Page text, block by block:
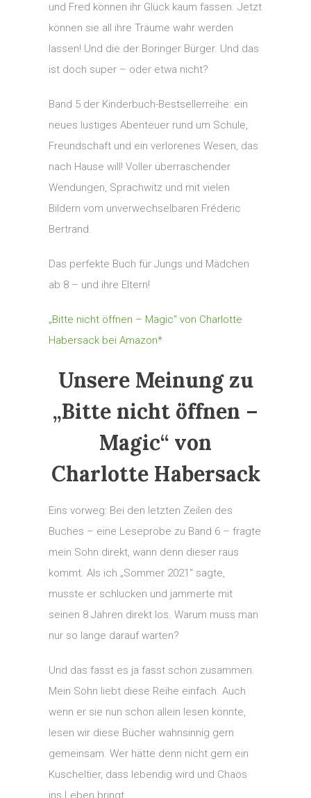
und Fred können ihr Glück kaum fassen. Jetzt
können sie all ihre Träume wahr werden
lassen! Und die der Boringer Bürger. Und das
ist doch super – oder etwa nicht?
Band 5 der Kinderbuch-Bestsellerreihe: ein
neues lustiges Abenteuer rund um Schule,
Freundschaft und ein verlorenes Wesen, das
nach Hause will! Voller überraschender
Wendungen, Sprachwitz und mit vielen
Bildern vom unverwechselbaren Fréderic
Bertrand.
Das perfekte Buch für Jungs und Mädchen
ab 8 – und ihre Eltern!
„Bitte nicht öffnen – Magic“ von Charlotte
Habersack bei Amazon*
Unsere Meinung zu
„Bitte nicht öffnen –
Magic“ von
Charlotte Habersack
Eins vorweg: Bei den letzten Zeilen des
Buches – eine Leseprobe zu Band 6 – fragte
mein Sohn direkt, wann denn dieser raus
kommt. Als ich „Sommer 2021“ sagte,
musste er schlucken und jammerte mit
seinen 8 Jahren direkt los. Warum muss man
nur so lange darauf warten?
Und das fasst es ja fasst schon zusammen.
Mein Sohn liebt diese Reihe einfach. Auch
wenn er sie nun schon allein lesen könnte,
lesen wir diese Bücher wahnsinnig gern
gemeinsam. Wer hätte denn nicht gern ein
Kuscheltier, dass lebendig wird und Chaos
ins Leben bringt.